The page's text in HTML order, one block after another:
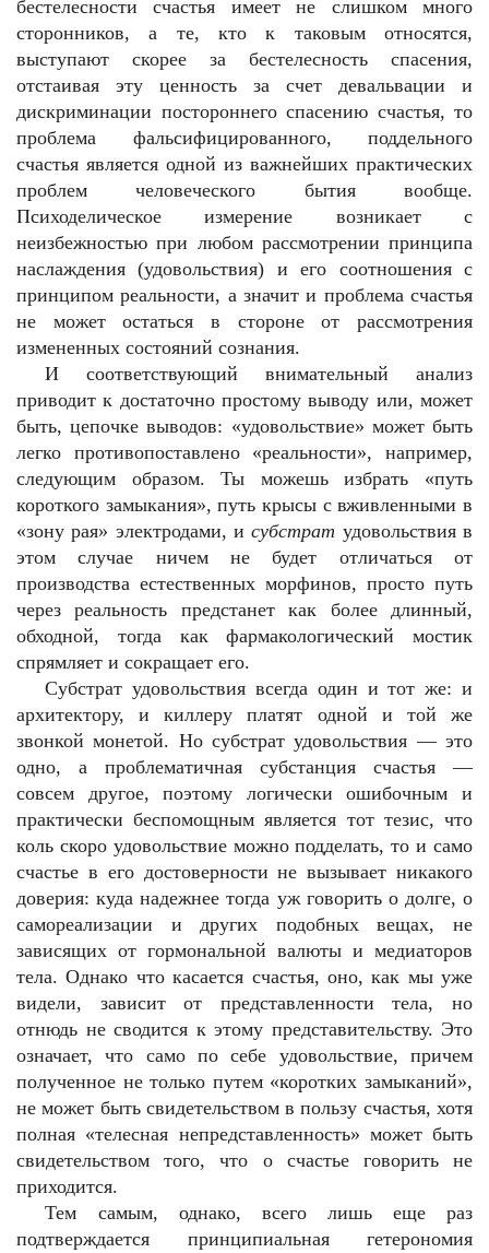
бестелесности счастья имеет не слишком много
сторонников, а те, кто к таковым относятся,
выступают скорее за бестелесность спасения,
отстаивая эту ценность за счет девальвации и
дискриминации постороннего спасению счастья, то
проблема фальсифицированного, поддельного
счастья является одной из важнейших практических
проблем человеческого бытия вообще.
Психоделическое измерение возникает с
неизбежностью при любом рассмотрении принципа
наслаждения (удовольствия) и его соотношения с
принципом реальности, а значит и проблема счастья
не может остаться в стороне от рассмотрения
измененных состояний сознания.
И соответствующий внимательный анализ
приводит к достаточно простому выводу или, может
быть, цепочке выводов: «удовольствие» может быть
легко противопоставлено «реальности», например,
следующим образом. Ты можешь избрать «путь
короткого замыкания», путь крысы с вживленными в
«зону рая» электродами, исубстрат удовольствия в
этом случае ничем не будет отличаться от
производства естественных морфинов, просто путь
через реальность предстанет как более длинный,
обходной, тогда как фармакологический мостик
спрямляет и сокращает его.
Субстрат удовольствия всегда один и тот же: и
архитектору, и киллеру платят одной и той же
звонкой монетой. Но субстрат удовольствия — это
одно, а проблематичная субстанция счастья —
совсем другое, поэтому логически ошибочным и
практически беспомощным является тот тезис, что
коль скоро удовольствие можно подделать, то и само
счастье в его достоверности не вызывает никакого
доверия: куда надежнее тогда уж говорить о долге, о
самореализации и других подобных вещах, не
зависящих от гормональной валюты и медиаторов
тела. Однако что касается счастья, оно, как мы уже
видели, зависит от представленности тела, но
отнюдь не сводится к этому представительству. Это
означает, что само по себе удовольствие, причем
полученное не только путем «коротких замыканий»,
не может быть свидетельством в пользу счастья, хотя
полная «телесная непредставленность» может быть
свидетельством того, что о счастье говорить не
приходится.
Тем самым, однако, всего лишь еще раз
подтверждается принципиальная гетерономия